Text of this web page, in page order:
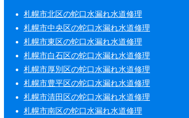
札幌市北区の蛇口水漏れ水道修理
札幌市中央区の蛇口水漏れ水道修理
札幌市東区の蛇口水漏れ水道修理
札幌市白石区の蛇口水漏れ水道修理
札幌市厚別区の蛇口水漏れ水道修理
札幌市豊平区の蛇口水漏れ水道修理
札幌市清田区の蛇口水漏れ水道修理
札幌市南区の蛇口水漏れ水道修理